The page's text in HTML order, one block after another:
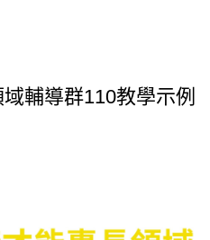
輔導群110教學示例